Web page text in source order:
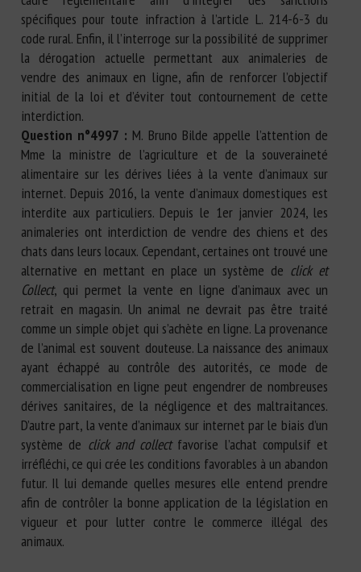
spécifiques pour toute infraction à l’article L. 214-6-3 du
code rural. Enfin, il l’interroge sur la possibilité de supprimer
la dérogation actuelle permettant aux animaleries de
vendre des animaux en ligne, afin de renforcer l’objectif
initial de la loi et d’éviter tout contournement de cette
interdiction.
Question n°4997 : M. Bruno Bilde appelle l’attention de
Mme la ministre de l’agriculture et de la souveraineté
alimentaire sur les dérives liées à la vente d’animaux sur
internet. Depuis 2016, la vente d’animaux domestiques est
interdite aux particuliers. Depuis le 1er janvier 2024, les
animaleries ont interdiction de vendre des chiens et des
chats dans leurs locaux. Cependant, certaines ont trouvé une
alternative en mettant en place un système de click et
Collect, qui permet la vente en ligne d’animaux avec un
retrait en magasin. Un animal ne devrait pas être traité
comme un simple objet qui s’achète en ligne. La provenance
de l’animal est souvent douteuse. La naissance des animaux
ayant échappé au contrôle des autorités, ce mode de
commercialisation en ligne peut engendrer de nombreuses
dérives sanitaires, de la négligence et des maltraitances.
D’autre part, la vente d’animaux sur internet par le biais d’un
système de click and collectfavorise l’achat compulsif et
irréfléchi, ce qui crée les conditions favorables à un abandon
futur. Il lui demande quelles mesures elle entend prendre
afin de contrôler la bonne application de la législation en
vigueur et pour lutter contre le commerce illégal des
animaux.